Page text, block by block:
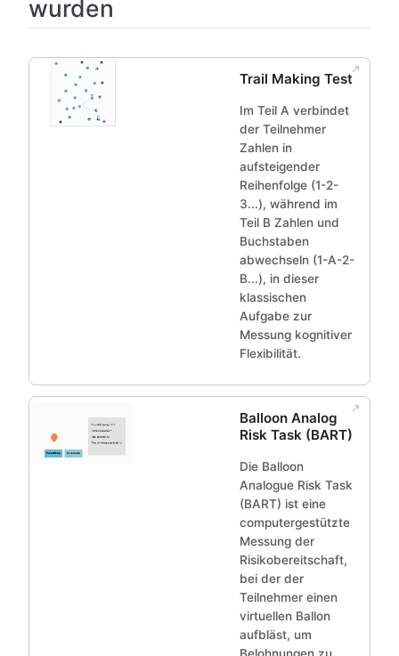
wurden
Trail Making Test
Im Teil A verbindet
der Teilnehmer
Zahlen in
aufsteigender
Reihenfolge (1-2-
3...), während im
Teil B Zahlen und
Buchstaben
abwechseln (1-A-2-
B...), in dieser
klassischen
Aufgabe zur
Messung kognitiver
Flexibilität.
Balloon Analog
Risk Task (BART)
Die Balloon
Analogue Risk Task
(BART) ist eine
computergestützte
Messung der
Risikobereitschaft,
bei der der
Teilnehmer einen
virtuellen Ballon
aufbläst, um
Belohnungen zu